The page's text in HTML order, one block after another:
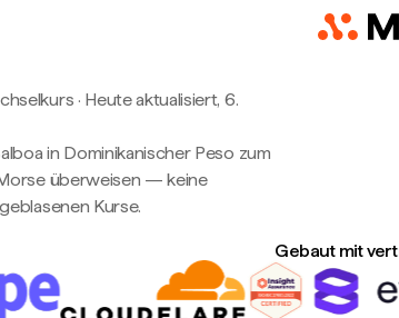
· Heute aktualisiert, 6.
in Dominikanischer Peso zum
überweisen — keine
Kurse.
Gebaut mit